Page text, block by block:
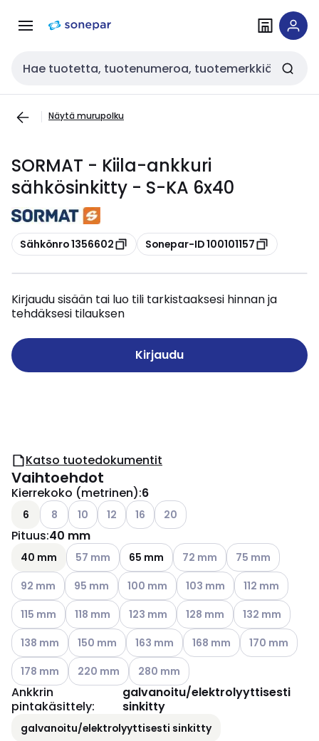
navigointiinsisältöön
Haku
Näytä murupolku
SORMAT - Kiila-ankkuri
sähkösinkitty - S-KA 6x40
Kopioi
Sähkönro 1356602 Kopioi
Sonepar-ID 100101157
Kirjaudu sisään tai luo tili tarkistaaksesi hinnan ja
tehdäksesi tilauksen
Kirjaudu
Katso tuotedokumentit
Vaihtoehdot
Kierrekoko (metrinen):6
6 Katso käytettävissä olevat vaihtoehdot
8 Katso käytettävissä olevat vaihtoehdot
10 Katso käytettävissä olevat vaihtoehdot
12 Katso käytettävissä olevat
16 Katso käytettävissä olevat
20
Pituus:40 mm
40 mm Katso käytettävissä olevat vaihtoehdot
57 mm 65 mm Katso käytettävissä olevat
72 mm Katso
75 mm
Katso käytettävissä olevat vaihtoehdot
92 mm Katso käytettävissä olevat vaihtoehdot
95 mm Katso käytettävissä olevat vaihtoehdot
100 mm Katso käytettävissä olevat
103 mm Katso
112 mm
Katso käytettävissä olevat vaihtoehdot
115 mm Katso käytettävissä olevat vaihtoehdot
118 mm Katso käytettävissä olevat vaihtoehdot
123 mm Katso käytettävissä olevat
128 mm Katso
132 mm
Katso käytettävissä olevat vaihtoehdot
138 mm Katso käytettävissä olevat vaihtoehdot
150 mm Katso käytettävissä olevat
163 mm Katso käytettävissä
168 mm Katso
170 mm
Katso käytettävissä olevat vaihtoehdot
178 mm Katso käytettävissä olevat vaihtoehdot
220 mm Katso käytettävissä olevat
280 mm
Ankkrin
pintakäsittely:
galvanoitu/elektrolyyttisesti
sinkitty
galvanoitu/elektrolyyttisesti sinkitty